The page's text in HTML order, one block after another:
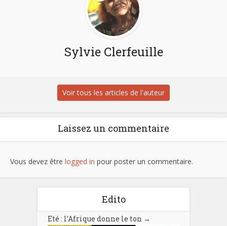
Sylvie Clerfeuille
Voir tous les articles de l'auteur
Laissez un commentaire
Vous devez être logged in pour poster un commentaire.
Edito
Eté : l’Afrique donne le ton →